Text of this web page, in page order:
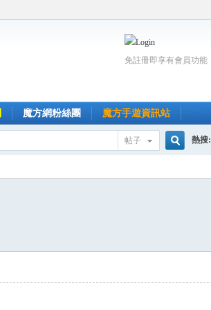
免註冊即享有會員功能
魔方網粉絲團 魔方手遊資訊站
帖子 熱搜: